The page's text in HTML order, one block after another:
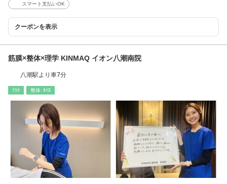
スマート支払いOK
クーポンを表示
筋膜×整体×理学 KINMAQ イオン八潮南院
八潮駅より車7分
ﾘﾗｸ 整体･ｶｲﾛ